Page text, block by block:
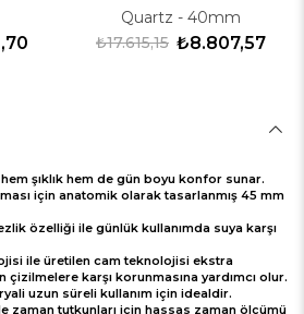
Quartz - 40mm
₺8.807,57
₺17.615,15
şıklık hem de gün boyu konfor sunar.
için anatomik olarak tasarlanmış 45 mm
özelliği ile günlük kullanımda suya karşı
ile üretilen cam teknolojisi ekstra
çizilmelere karşı korunmasına yardımcı olur.
uzun süreli kullanım için idealdir.
zaman tutkunları için hassas zaman ölçümü